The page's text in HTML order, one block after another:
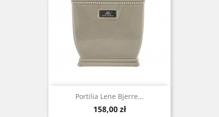
Portilia Lene Bjerre...
Cena
158,00 zł